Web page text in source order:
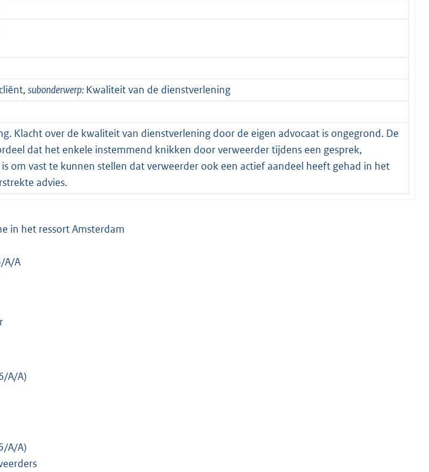
subonderwerp: Kwaliteit van de dienstverlening
Klacht over de kwaliteit van dienstverlening door de eigen advocaat is ongegrond. De
dat het enkele instemmend knikken door verweerder tijdens een gesprek,
om vast te kunnen stellen dat verweerder ook een actief aandeel heeft gehad in het
advies.
in het ressort Amsterdam
A/A
A/A)
A/A)